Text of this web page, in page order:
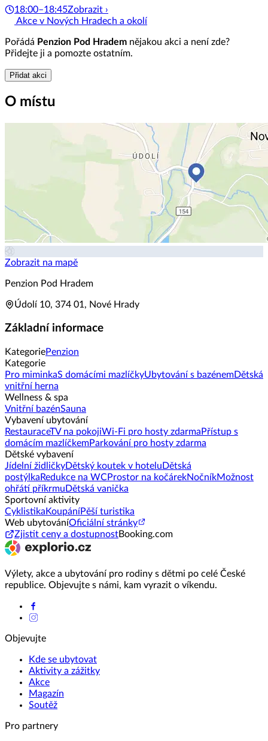
18:00–18:45Zobrazit ›
Akce v Nových Hradech a okolí
Pořádá Penzion Pod Hradem nějakou akci a není zde?
Přidejte ji a pomozte ostatním.
Přidat akci
O místu
Zobrazit na mapě
Penzion Pod Hradem
Údolí 10, 374 01, Nové Hrady
Základní informace
KategoriePenzion
Kategorie
Pro miminkaS domácími mazlíčkyUbytování s bazénemDětská
vnitřní herna
Wellness & spa
Vnitřní bazénSauna
Vybavení ubytování
RestauraceTV na pokojiWi-Fi pro hosty zdarma Přístup s
domácím mazlíčkemParkování pro hosty zdarma
Dětské vybavení
Jídelní židličkyDětský koutek v hotelu Dětská
postýlka Redukce na WCProstor na kočárekNočníkMožnost
ohřátí příkrmu Dětská vanička
Sportovní aktivity
Cyklistika KoupáníPěší turistika
Web ubytováníOficiální stránky
Zjistit ceny a dostupnostBooking.com
Výlety, akce a ubytování pro rodiny s dětmi po celé České
republice. Objevujte s námi, kam vyrazit o víkendu.
Objevujte
Kde se ubytovat
Aktivity a zážitky
Akce
Magazín
Soutěž
Pro partnery